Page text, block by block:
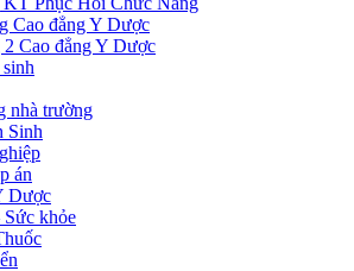
Cao đẳng Y Dược
2 Cao đẳng Y Dược
nhà trường
Sinh
án
Dược
khỏe